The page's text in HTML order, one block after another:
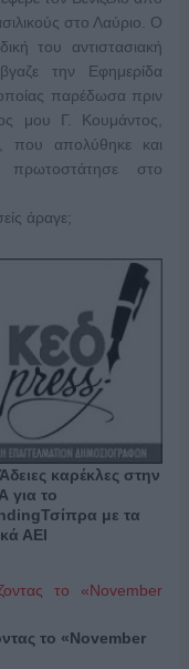
στο Λαύριο. Ο
του αντιστασιακή
την Εφημερίδα
παρέδωσα πριν
μου Γ. Κουμάντος,
που απολύθηκε και
στο
άραγε;
καρέκλες στην
για το
με τα
ΑΕΙ
το «November